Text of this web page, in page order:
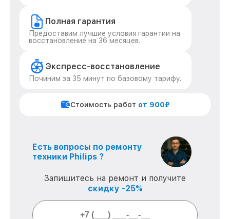
Полная гарантия
Предоставим лучшие условия гарантии на
восстановление на 36 месяцев.
Экспресс-восстановление
Починим за 35 минут по базовому тарифу.
Стоимость работ от 900₽
Есть вопросы по ремонту
техники Philips ?
Запишитесь на ремонт и получите
скидку -25%